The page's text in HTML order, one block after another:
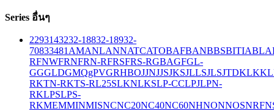
Series อื่นๆ
2293143232-18832-18932-
70833481 AMANLANNATCATOBAFBANBBSBITIABLA
RFNWFRNFRN-RFRSFRS-RGBAGFGL-
GGGLDGMQgPVGRHBOJJNJJSJKSJLLSJLSJTDKLK
RKTN-RKTS-RL25SLKNLKSLP-CCLPJLPN-
RKLPSLPS-
RKMEMMINMISNCNC20NC40NC60NHNONNOSNRF